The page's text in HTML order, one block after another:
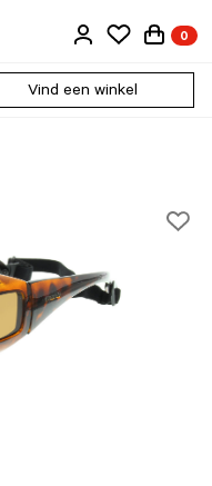
0
Vind een winkel